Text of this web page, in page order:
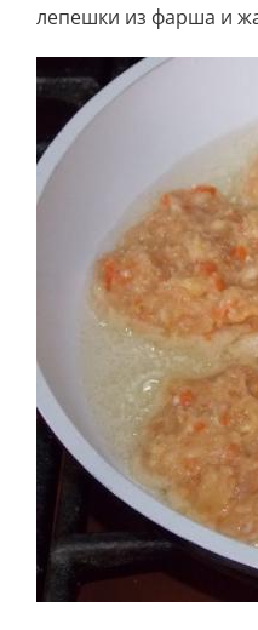
лепешки из фарша и